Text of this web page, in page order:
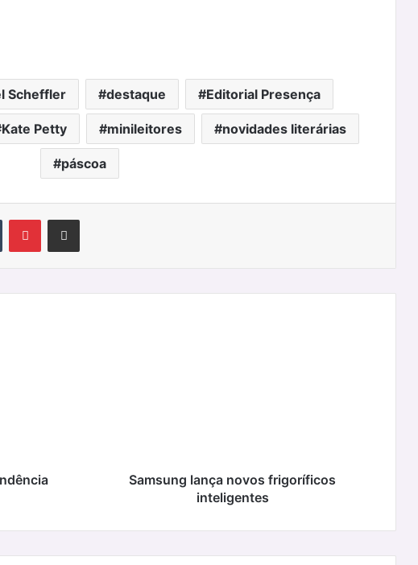
Scheffler destaque Editorial Presença
Kate Petty minileitores novidades literárias
páscoa
Tumblr PinterestPartilhar Via Email
Samsung lança novos frigoríficos
inteligentes